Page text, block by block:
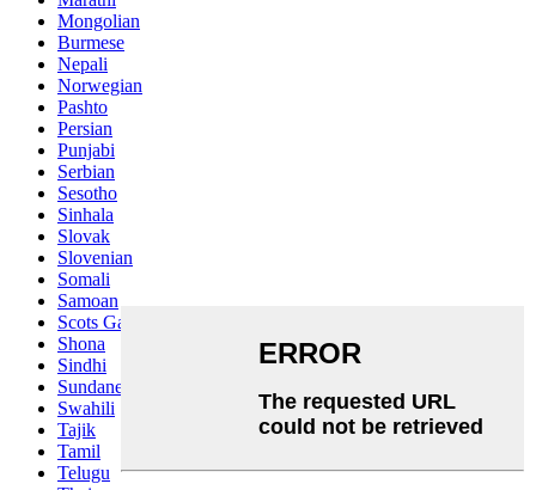
Mongolian
Burmese
Nepali
Norwegian
Pashto
Persian
Punjabi
Serbian
Sesotho
Sinhala
Slovak
Slovenian
Somali
Samoan
Scots Gaelic
Shona
Sindhi
Sundanese
Swahili
Tajik
Tamil
Telugu